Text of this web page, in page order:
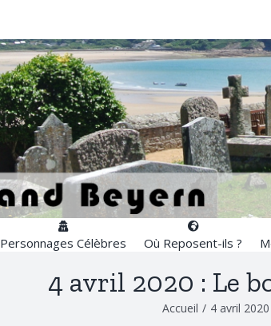
Personnages Célèbres Où Reposent-ils ?
4 avril 2020 : Le
Accueil / 4 avril